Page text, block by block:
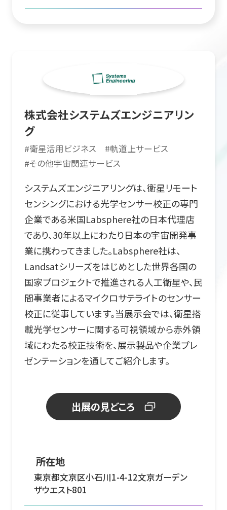
株式会社システムズエンジニアリン
グ
#衛星活用ビジネス #軌道上サービス
#その他宇宙関連サービス
システムズエンジニアリングは、衛星リモート
センシングにおける光学センサー校正の専門
企業である米国Labsphere社の日本代理店
であり、30年以上にわたり日本の宇宙開発事
業に携わってきました。Labsphere社は、
Landsatシリーズをはじめとした世界各国の
国家プロジェクトで推進される人工衛星や、民
間事業者によるマイクロサテライトのセンサー
校正に従事しています。当展示会では、衛星搭
載光学センサーに関する可視領域から赤外領
域にわたる校正技術を、展示製品や企業プレ
ゼンテーションを通してご紹介します。
出展の見どころ
所在地
東京都文京区小石川1-4-12文京ガーデン
ザウエスト801